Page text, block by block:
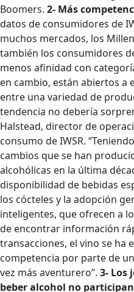
Boomers. 2- Más
datos de consumidores de
muchos mercados, los
también los consumidores
menos afinidad con
en cambio, están abiertos a
entre una variedad de
tendencia no debería
Halstead, director de
consumo de IWSR.
cambios que se han
alcohólicas en la última
disponibilidad de bebidas
los cócteles y la adopción
inteligentes, que ofrecen a
de encontrar información
transacciones, el vino se ha
competencia por parte de
vez más aventurero”. 3- Los
beber alcohol no